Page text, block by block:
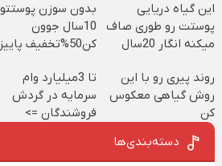
این گیاه دریایی
پوستت رو طوری صاف
میکنه انگار 20سال
بدون سوزن پوستتو
10سال جوون
کن50%تخفیف پاییزی
روند پیری رو با این
روش گیاهی معکوس
کن
تا 3میلیارد وام
سرمایه در گردش
فروشندگان =>
دسته‌بندی‌ها